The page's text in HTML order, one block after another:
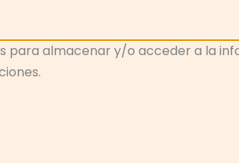
almacenar y/o acceder a la